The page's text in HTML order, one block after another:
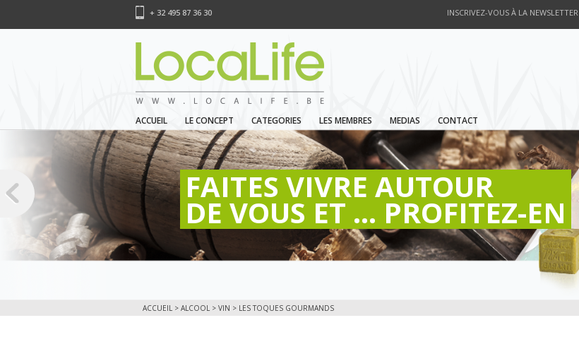
+ 32 495 87 36 30 INSCRIVEZ-VOUS À LA NEWSLETTER
ACCUEIL LE CONCEPT CATEGORIES LES MEMBRES MEDIAS CONTACT
FAITES VIVRE AUTOUR
DE VOUS ET ... PROFITEZ-EN
ACCUEIL > ALCOOL > VIN > LES TOQUES GOURMANDS